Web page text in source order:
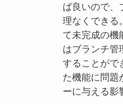
ば良いので、
理なくできる
て未完成の機
はブランチ管
することがで
た機能に問題
ーに与える影